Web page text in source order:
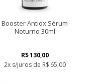
Booster Antiox Sérum
Noturno 30ml
R$130,00
2x s/juros de R$ 65,00